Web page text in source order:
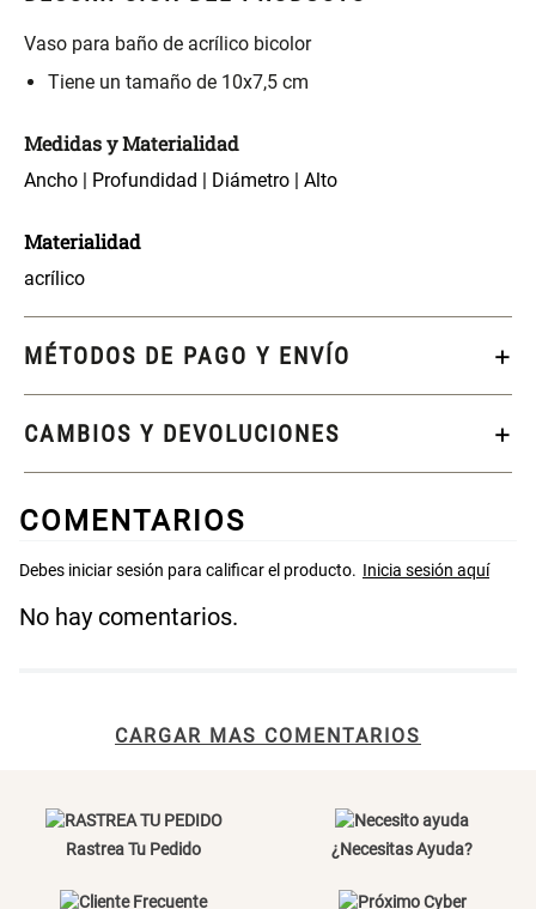
Vaso para baño de acrílico bicolor
Tiene un tamaño de 10x7,5 cm
Medidas y Materialidad
Ancho | Profundidad | Diámetro | Alto
Materialidad
acrílico
MÉTODOS DE PAGO Y ENVÍO
CAMBIOS Y DEVOLUCIONES
COMENTARIOS
No hay comentarios.
CARGAR MAS COMENTARIOS
Rastrea Tu Pedido ¿Necesitas Ayuda?
Almohada Microfibra
Topper de Microfibra 1500 GSM
S/ 219.00 S/ 144.00
Cama Nido Grande para Perros
Papelero de Plástico Color 8 Lt
15,7x22,2x33,3 cm
Canasto Bambú